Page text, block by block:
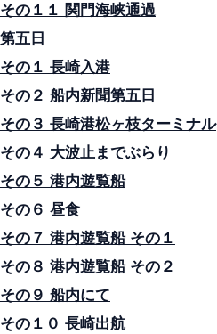
その１１ 関門海峡通過
第五日
その１ 長崎入港
その２ 船内新聞第五日
その３ 長崎港松ヶ枝ターミナル
その４ 大波止までぶらり
その５ 港内遊覧船
その６ 昼食
その７ 港内遊覧船 その１
その８ 港内遊覧船 その２
その９ 船内にて
その１０ 長崎出航